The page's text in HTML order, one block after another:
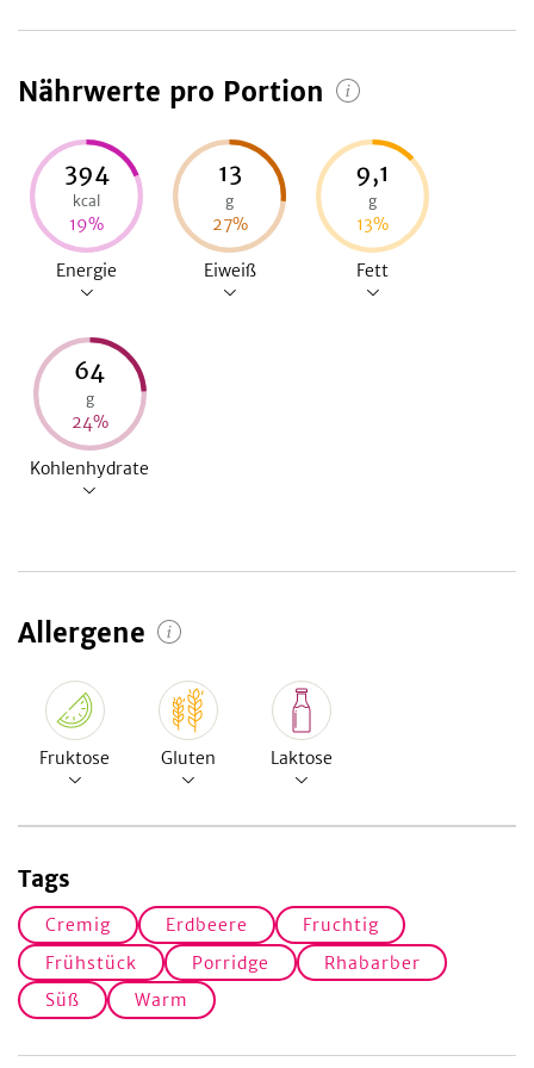
Diese Webseite verwendet Cookies
Alle zulassen
Nur notwendige
Nährwerte pro Portion
394
kcal
19%
Energie
13
g
27%
Eiweiß
9,1
g
13%
Fett
64
g
24%
Kohlenhydrate
Allergene
Fruktose Gluten Laktose
Tags
Cremig Erdbeere
Fruchtig
Frühstück
Porridge
Rhabarber
Süß
Warm